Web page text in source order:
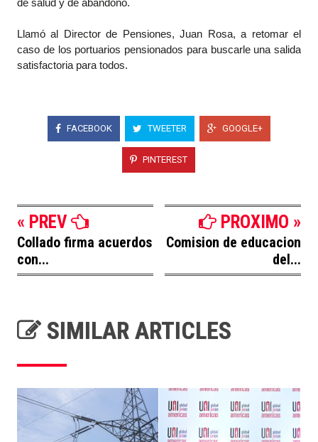
de salud y de abandono.
Llamó al Director de Pensiones, Juan Rosa, a retomar el
caso de los portuarios pensionados para buscarle una salida
satisfactoria para todos.
FACEBOOK TWEETER GOOGLE+
PINTEREST
« PREV
Collado firma acuerdos
con...
PROXIMO »
Comision de educacion
del...
SIMILAR ARTICLES